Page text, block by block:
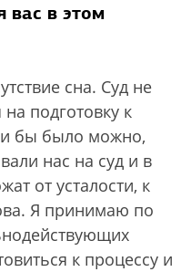
вас в этом
сна. Суд не
подготовку к
бы было можно,
нас на суд и в
от усталости, к
Я принимаю по
к процессу и